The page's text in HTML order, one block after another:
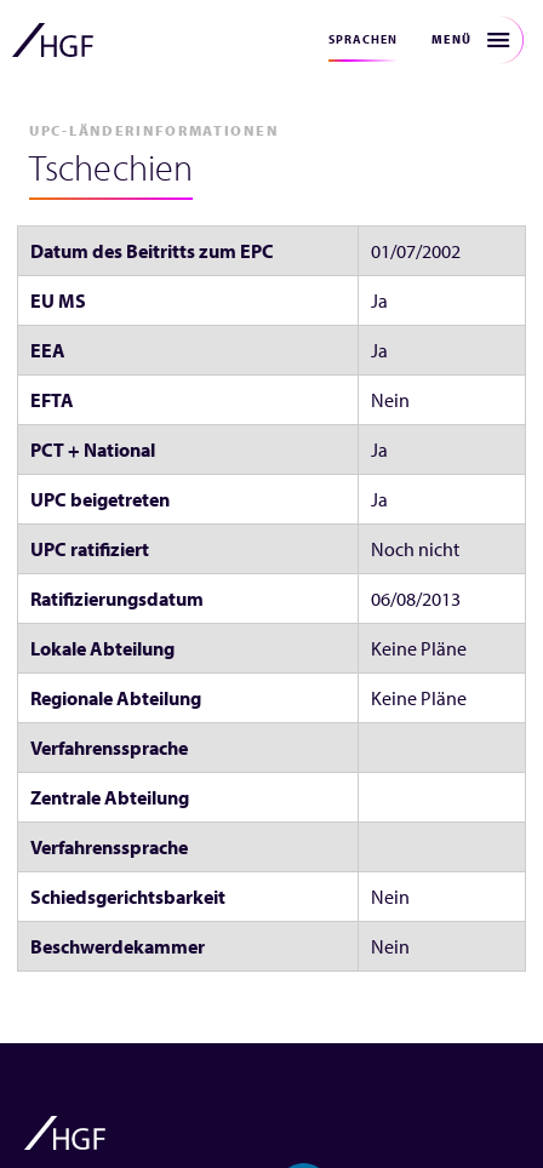
SPRACHEN MENÜ
UPC-LÄNDERINFORMATIONEN
Tschechien
Datum des Beitritts zum EPC 01/07/2002
EU MS Ja
EEA Ja
EFTA Nein
PCT + National Ja
UPC beigetreten Ja
UPC ratifiziert Noch nicht
Ratifizierungsdatum 06/08/2013
Lokale Abteilung Keine Pläne
Regionale Abteilung Keine Pläne
Verfahrenssprache
Zentrale Abteilung
Verfahrenssprache
Schiedsgerichtsbarkeit Nein
Beschwerdekammer Nein